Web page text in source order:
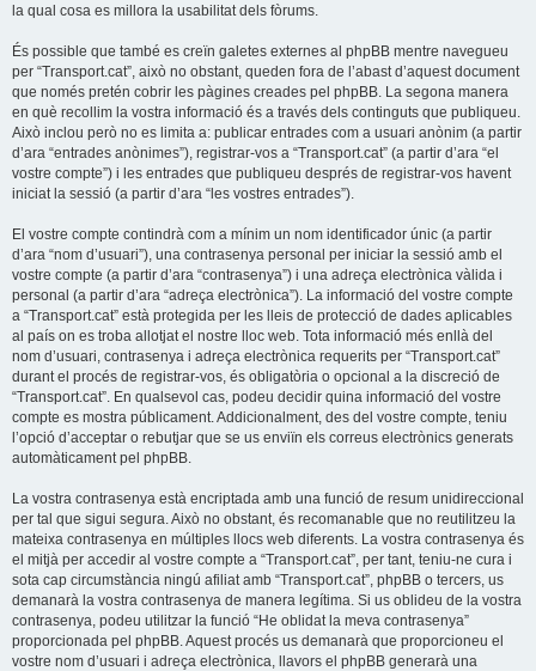
la qual cosa es millora la usabilitat dels fòrums.
És possible que també es creïn galetes externes al phpBB mentre navegueu
per “Transport.cat”, això no obstant, queden fora de l’abast d’aquest document
que només pretén cobrir les pàgines creades pel phpBB. La segona manera
en què recollim la vostra informació és a través dels continguts que publiqueu.
Això inclou però no es limita a: publicar entrades com a usuari anònim (a partir
d’ara “entrades anònimes”), registrar-vos a “Transport.cat” (a partir d’ara “el
vostre compte”) i les entrades que publiqueu després de registrar-vos havent
iniciat la sessió (a partir d’ara “les vostres entrades”).
El vostre compte contindrà com a mínim un nom identificador únic (a partir
d’ara “nom d’usuari”), una contrasenya personal per iniciar la sessió amb el
vostre compte (a partir d’ara “contrasenya”) i una adreça electrònica vàlida i
personal (a partir d’ara “adreça electrònica”). La informació del vostre compte
a “Transport.cat” està protegida per les lleis de protecció de dades aplicables
al país on es troba allotjat el nostre lloc web. Tota informació més enllà del
nom d’usuari, contrasenya i adreça electrònica requerits per “Transport.cat”
durant el procés de registrar-vos, és obligatòria o opcional a la discreció de
“Transport.cat”. En qualsevol cas, podeu decidir quina informació del vostre
compte es mostra públicament. Addicionalment, des del vostre compte, teniu
l’opció d’acceptar o rebutjar que se us enviïn els correus electrònics generats
automàticament pel phpBB.
La vostra contrasenya està encriptada amb una funció de resum unidireccional
per tal que sigui segura. Això no obstant, és recomanable que no reutilitzeu la
mateixa contrasenya en múltiples llocs web diferents. La vostra contrasenya és
el mitjà per accedir al vostre compte a “Transport.cat”, per tant, teniu-ne cura i
sota cap circumstància ningú afiliat amb “Transport.cat”, phpBB o tercers, us
demanarà la vostra contrasenya de manera legítima. Si us oblideu de la vostra
contrasenya, podeu utilitzar la funció “He oblidat la meva contrasenya”
proporcionada pel phpBB. Aquest procés us demanarà que proporcioneu el
vostre nom d’usuari i adreça electrònica, llavors el phpBB generarà una